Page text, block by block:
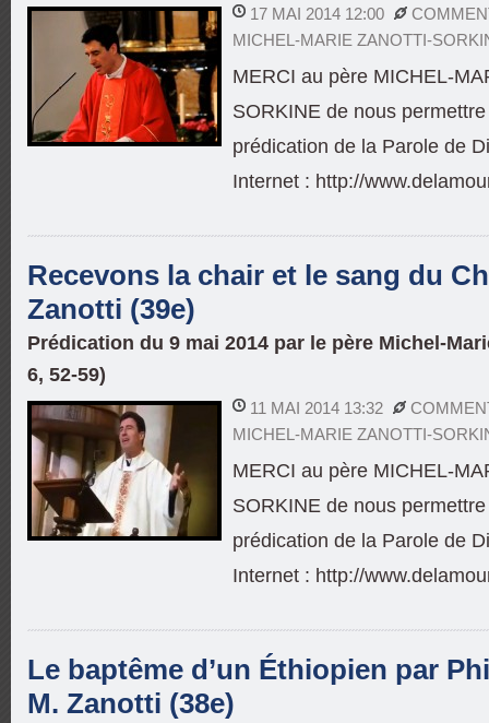
17 MAI 2014 12:00
MICHEL-MARIE ZANOTTI-
MERCI au père MICHEL-
SORKINE de nous
prédication de la Parole de
Internet : http://
Recevons la chair et le sang du
Zanotti (39e)
Prédication du 9 mai 2014 par le père Michel-
6, 52-59)
11 MAI 2014 13:32
MICHEL-MARIE ZANOTTI-
MERCI au père MICHEL-
SORKINE de nous
prédication de la Parole de
Internet : http://
Le baptême d’un Éthiopien par
M. Zanotti (38e)